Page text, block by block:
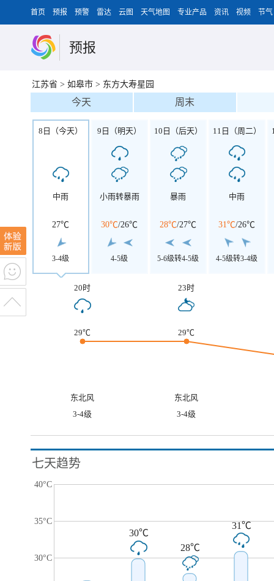
首页 预报 预警 雷达 云图 天气地图 专业产品 资讯 视频 节气
预报
江苏省 > 如皋市 > 东方大寿星园
今天 周末
8日（今天）
中雨
27℃
3-4级
9日（明天）
小雨转暴雨
30℃/26℃
4-5级
10日（后天）
暴雨
28℃/27℃
5-6级转4-5级
11日（周二）
中雨
31℃/26℃
4-5级转3-4级
20时 23时
29℃ 29℃
东北风
东北风
3-4级
3-4级
七天趋势
40°C
35°C
30°C
30℃
28℃
31℃